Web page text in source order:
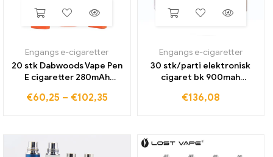
Engangs e-cigaretter
20 stk Dabwoods Vape Pen
E cigaretter 280mAh
1,0 ml vapes patroner pod
€60,25 – €102,35
Engangs e-cigaretter
30 stk/parti elektronisk
cigaret bk 900mah
gevind display blister
€136,08